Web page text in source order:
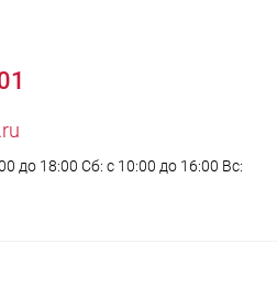
до 18:00 Сб: с 10:00 до 16:00 Вс: